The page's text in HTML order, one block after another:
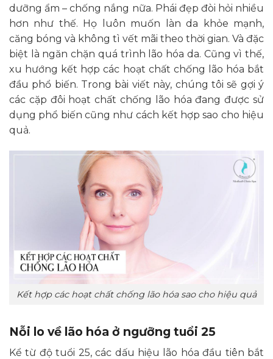
dưỡng ẩm – chống nắng nữa. Phái đẹp đòi hỏi nhiều
hơn như thế. Họ luôn muốn làn da khỏe mạnh,
căng bóng và không tì vết mãi theo thời gian. Và đặc
biệt là ngăn chặn quá trình lão hóa da. Cũng vì thế,
xu hướng kết hợp các hoạt chất chống lão hóa bắt
đầu phổ biến. Trong bài viết này, chúng tôi sẽ gợi ý
các cặp đôi hoạt chất chống lão hóa đang được sử
dụng phổ biến cũng như cách kết hợp sao cho hiệu
quả.
Kết hợp các hoạt chất chống lão hóa sao cho hiệu quả
Nỗi lo về lão hóa ở ngưỡng tuổi 25
Kể từ độ tuổi 25, các dấu hiệu lão hóa đầu tiên bắt